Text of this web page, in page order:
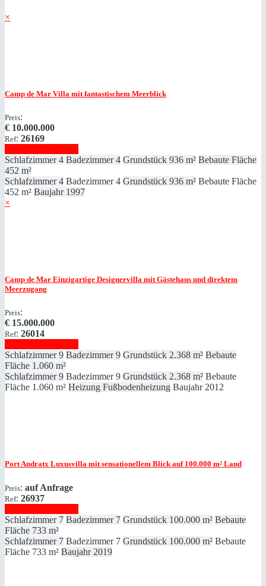
×
Camp de Mar Villa mit fantastischem Meerblick
Preis:
€ 10.000.000
Ref: 26169
Schlafzimmer 4 Badezimmer 4 Grundstück 936 m² Bebaute Fläche
452 m²
Schlafzimmer 4 Badezimmer 4 Grundstück 936 m² Bebaute Fläche
452 m² Baujahr 1997
×
Camp de Mar Einzigartige Designervilla mit Gästehaus und direktem
Meerzugang
Preis:
€ 15.000.000
Ref: 26014
Schlafzimmer 9 Badezimmer 9 Grundstück 2.368 m² Bebaute
Fläche 1.060 m²
Schlafzimmer 9 Badezimmer 9 Grundstück 2.368 m² Bebaute
Fläche 1.060 m² Heizung Fußbodenheizung Baujahr 2012
Port Andratx Luxusvilla mit sensationellem Blick auf 100.000 m² Land
Preis: auf Anfrage
Ref: 26937
Schlafzimmer 7 Badezimmer 7 Grundstück 100.000 m² Bebaute
Fläche 733 m²
Schlafzimmer 7 Badezimmer 7 Grundstück 100.000 m² Bebaute
Fläche 733 m² Baujahr 2019